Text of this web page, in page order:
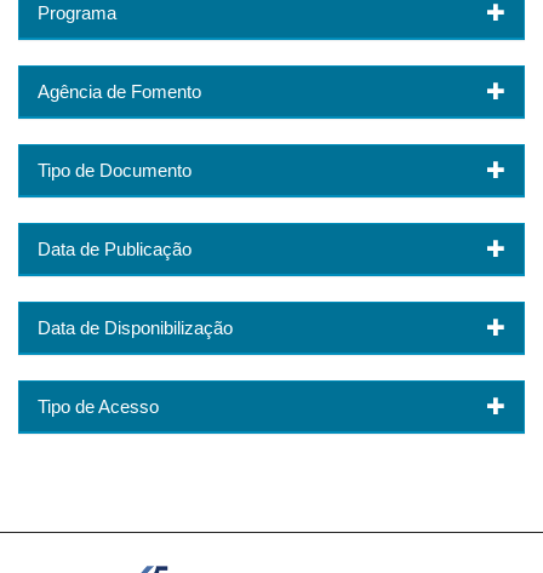
Programa
Agência de Fomento
Tipo de Documento
Data de Publicação
Data de Disponibilização
Tipo de Acesso